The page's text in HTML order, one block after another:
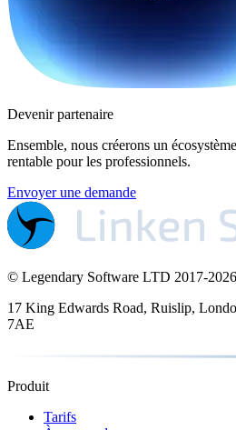
Devenir partenaire
Ensemble, nous créerons un
rentable pour les professionnels.
Envoyer une demande
© Legendary Software LTD 2017-2026
17 King Edwards Road, Ruislip,
7AE
Produit
Tarifs